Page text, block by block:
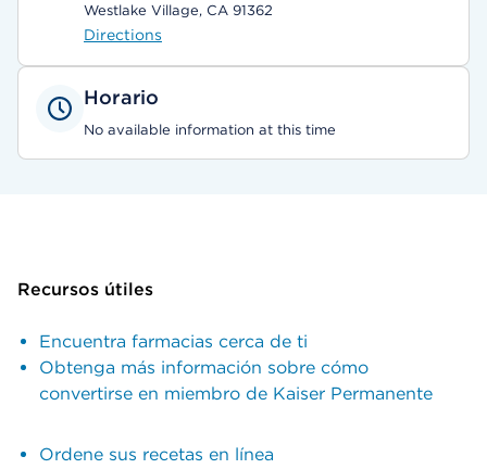
Westlake Village, CA 91362
Directions
Horario
No available information at this time
Recursos útiles
Encuentra farmacias cerca de ti
Obtenga más información sobre cómo
convertirse en miembro de Kaiser Permanente
Ordene sus recetas en línea